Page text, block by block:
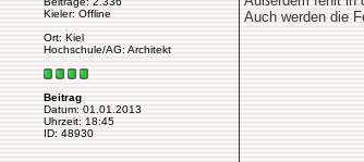
Kieler: Offline
Ort: Kiel
Hochschule/AG: Architekt
Beitrag
Datum: 01.01.2013
Uhrzeit: 18:45
ID: 48930
Auch werden die